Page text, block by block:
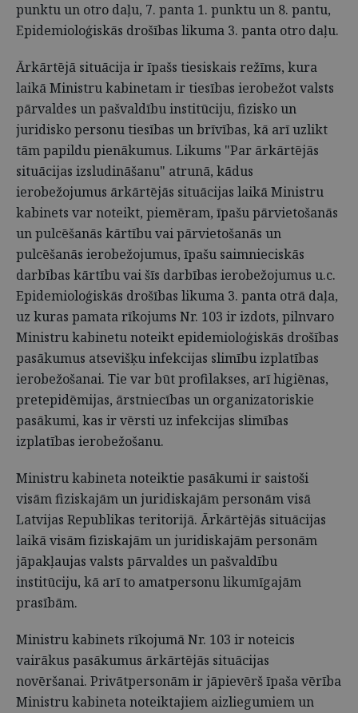
punktu un otro daļu, 7. panta 1. punktu un 8. pantu,
Epidemioloģiskās drošības likuma 3. panta otro daļu.
Ārkārtējā situācija ir īpašs tiesiskais režīms, kura
laikā Ministru kabinetam ir tiesības ierobežot valsts
pārvaldes un pašvaldību institūciju, fizisko un
juridisko personu tiesības un brīvības, kā arī uzlikt
tām papildu pienākumus. Likums "Par ārkārtējās
situācijas izsludināšanu" atrunā, kādus
ierobežojumus ārkārtējās situācijas laikā Ministru
kabinets var noteikt, piemēram, īpašu pārvietošanās
un pulcēšanās kārtību vai pārvietošanās un
pulcēšanās ierobežojumus, īpašu saimnieciskās
darbības kārtību vai šīs darbības ierobežojumus u.c.
Epidemioloģiskās drošības likuma 3. panta otrā daļa,
uz kuras pamata rīkojums Nr. 103 ir izdots, pilnvaro
Ministru kabinetu noteikt epidemioloģiskās drošības
pasākumus atsevišķu infekcijas slimību izplatības
ierobežošanai. Tie var būt profilakses, arī higiēnas,
pretepidēmijas, ārstniecības un organizatoriskie
pasākumi, kas ir vērsti uz infekcijas slimības
izplatības ierobežošanu.
Ministru kabineta noteiktie pasākumi ir saistoši
visām fiziskajām un juridiskajām personām visā
Latvijas Republikas teritorijā. Ārkārtējās situācijas
laikā visām fiziskajām un juridiskajām personām
jāpakļaujas valsts pārvaldes un pašvaldību
institūciju, kā arī to amatpersonu likumīgajām
prasībām.
Ministru kabinets rīkojumā Nr. 103 ir noteicis
vairākus pasākumus ārkārtējās situācijas
novēršanai. Privātpersonām ir jāpievērš īpaša vērība
Ministru kabineta noteiktajiem aizliegumiem un